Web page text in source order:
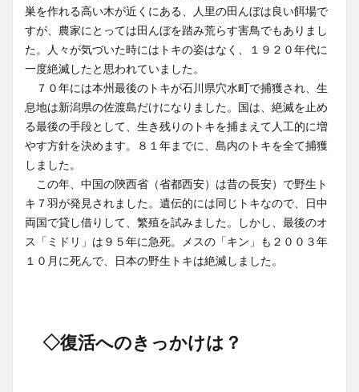
巣を作れる高い木が近くにある、人里の田んぼは良い餌場で
すが、農家にとっては田んぼを踏み荒らす害鳥でもありまし
た。人々が気づいた時にはトキの姿はなく、１９２０年代に
一度絶滅したと思われていました。
７０年には本州最後のトキが石川県穴水町で捕獲され、生
息地は新潟県の佐渡島だけになりました。国は、絶滅を止め
る最後の手段として、生き残りのトキを捕まえて人工的に増
やす方針を決めます。８１年までに、島内のトキを全て捕獲
しました。
この年、中国の陝西省（省都西安）は昔の長安）で野生ト
キ７羽が発見されました。遺伝的には同じトキなので、日中
両国で貸し借りして、繁殖を試みました。しかし、最後のオ
ス「ミドリ」は９５年に急死。メスの「キン」も２００３年
１０月に死んで、日本の野生トキは絶滅しました。
◇復活へのきっかけは？